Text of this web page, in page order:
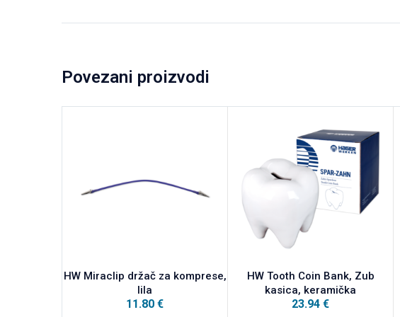
Povezani proizvodi
HW Miraclip držač za komprese,
lila
11.80 €
HW Tooth Coin Bank, Zub
kasica, keramička
23.94 €